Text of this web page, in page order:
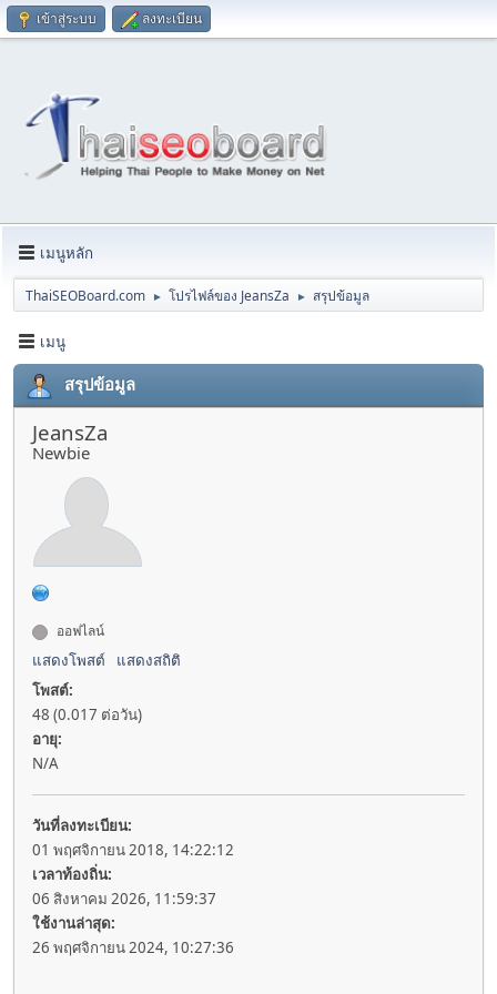
เข้าสู่ระบบ ลงทะเบียน
เมนูหลัก
ThaiSEOBoard.com ► โปรไฟล์ของ JeansZa ► สรุปข้อมูล
เมนู
สรุปข้อมูล
JeansZa
Newbie
ออฟไลน์
แสดงโพสต์
แสดงสถิติ
โพสต์:
48 (0.017 ต่อวัน)
อายุ:
N/A
วันที่ลงทะเบียน:
01 พฤศจิกายน 2018, 14:22:12
เวลาท้องถิ่น:
06 สิงหาคม 2026, 11:59:37
ใช้งานล่าสุด:
26 พฤศจิกายน 2024, 10:27:36